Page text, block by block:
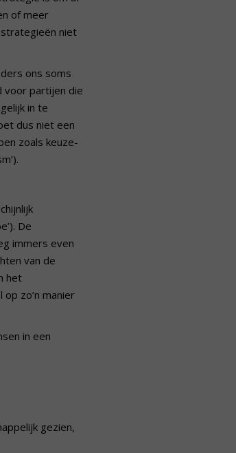
of meer
niet
ons soms
voor partijen die
in te
dus niet een
zoals keuze-
De
immers even
van de
het
zo’n manier
in een
gezien,